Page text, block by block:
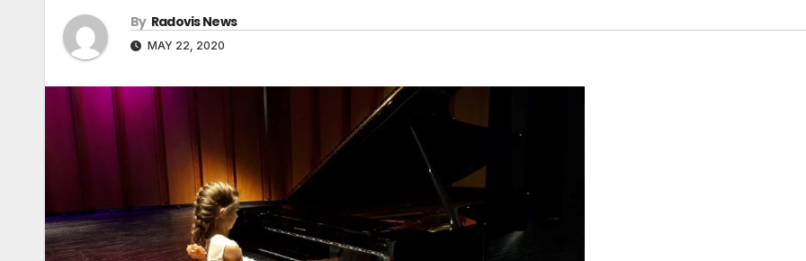
By Radovis News
MAY 22, 2020